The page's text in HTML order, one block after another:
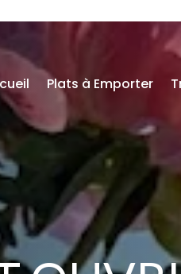
Plats à Emporter